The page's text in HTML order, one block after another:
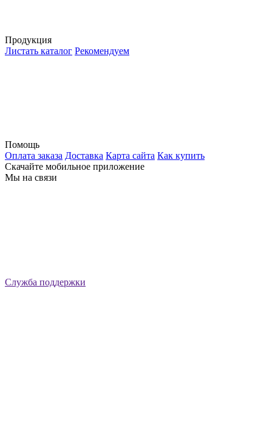
Продукция
Листать каталог Рекомендуем
Помощь
Оплата заказа Доставка Карта сайта Как купить
Скачайте мобильное приложение
Мы на связи
Служба поддержки